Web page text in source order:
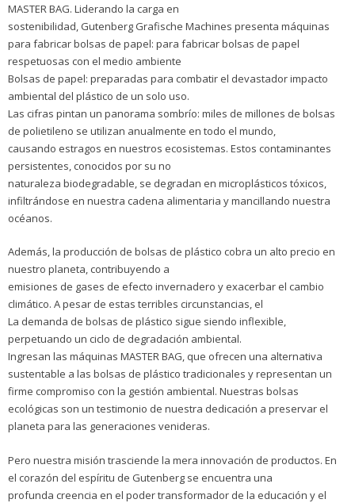
MASTER BAG. Liderando la carga en
sostenibilidad, Gutenberg Grafische Machines presenta máquinas
para fabricar bolsas de papel: para fabricar bolsas de papel
respetuosas con el medio ambiente
Bolsas de papel: preparadas para combatir el devastador impacto
ambiental del plástico de un solo uso.
Las cifras pintan un panorama sombrío: miles de millones de bolsas
de polietileno se utilizan anualmente en todo el mundo,
causando estragos en nuestros ecosistemas. Estos contaminantes
persistentes, conocidos por su no
naturaleza biodegradable, se degradan en microplásticos tóxicos,
infiltrándose en nuestra cadena alimentaria y mancillando nuestra
océanos.
Además, la producción de bolsas de plástico cobra un alto precio en
nuestro planeta, contribuyendo a
emisiones de gases de efecto invernadero y exacerbar el cambio
climático. A pesar de estas terribles circunstancias, el
La demanda de bolsas de plástico sigue siendo inflexible,
perpetuando un ciclo de degradación ambiental.
Ingresan las máquinas MASTER BAG, que ofrecen una alternativa
sustentable a las bolsas de plástico tradicionales y representan un
firme compromiso con la gestión ambiental. Nuestras bolsas
ecológicas son un testimonio de nuestra dedicación a preservar el
planeta para las generaciones venideras.
Pero nuestra misión trasciende la mera innovación de productos. En
el corazón del espíritu de Gutenberg se encuentra una
profunda creencia en el poder transformador de la educación y el